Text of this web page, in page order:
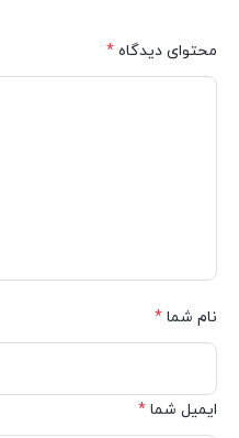
محتوای دیدگاه *
نام شما *
ایمیل شما *